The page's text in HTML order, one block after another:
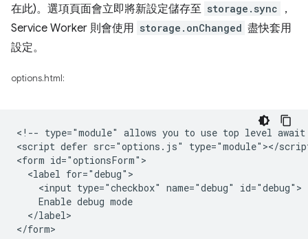
在此)。選項頁面會立即將新設定儲存至 storage.sync
，
Service Worker 則會使用 storage.onChanged 盡快套用
設定。
options.html:
<!-- type="module" allows you to use top level
<script defer src="options.js" type="module"></
<form id="optionsForm">
  <label for="debug">
    <input type="checkbox" name="debug" id="debug">
    Enable debug mode
  </label>